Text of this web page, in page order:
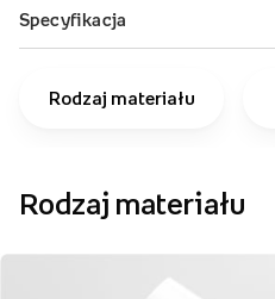
Rodzaj materiału
Rodzaj materiału